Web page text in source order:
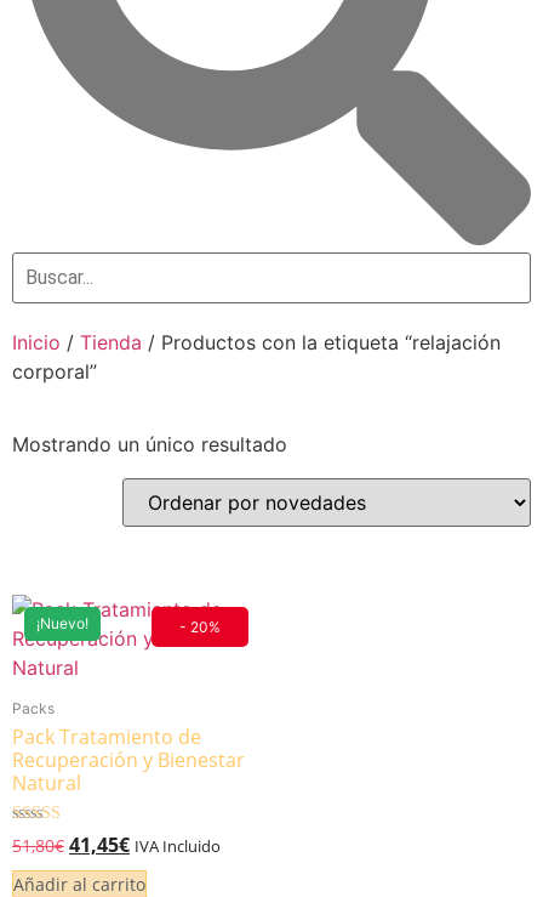
Inicio / Tienda / Productos con la etiqueta “relajación
corporal”
Mostrando un único resultado
¡Nuevo! - 20%
Packs
Pack Tratamiento de
Recuperación y Bienestar
Natural
Valorado
5.00
de 5
51,80€ 41,45€ IVA Incluido
Añadir al carrito